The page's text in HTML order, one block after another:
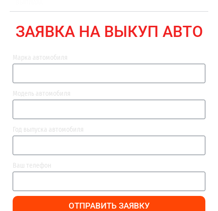
ЗАЯВКА НА ВЫКУП АВТО
Марка автомобиля
Модель автомобиля
Год выпуска автомобиля
Ваш телефон
ОТПРАВИТЬ ЗАЯВКУ